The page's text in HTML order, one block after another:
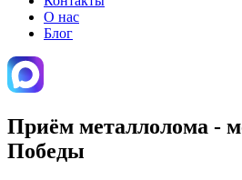
О нас
Блог
Приём металлолома -
Победы